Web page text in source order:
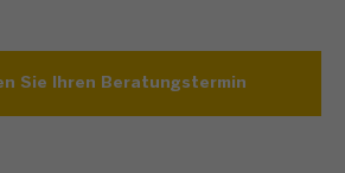
Sie Ihren Beratungstermin